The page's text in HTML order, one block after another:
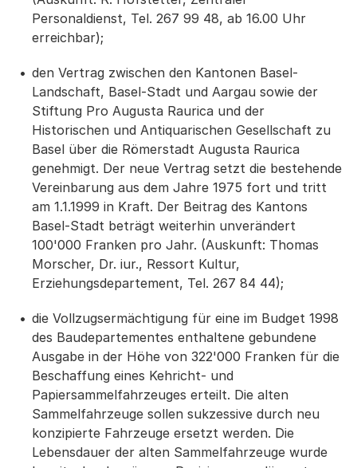
Personaldienst, Tel. 267 99 48, ab 16.00 Uhr
erreichbar);
den Vertrag zwischen den Kantonen Basel-
Landschaft, Basel-Stadt und Aargau sowie der
Stiftung Pro Augusta Raurica und der
Historischen und Antiquarischen Gesellschaft zu
Basel über die Römerstadt Augusta Raurica
genehmigt. Der neue Vertrag setzt die bestehende
Vereinbarung aus dem Jahre 1975 fort und tritt
am 1.1.1999 in Kraft. Der Beitrag des Kantons
Basel-Stadt beträgt weiterhin unverändert
100'000 Franken pro Jahr. (Auskunft: Thomas
Morscher, Dr. iur., Ressort Kultur,
Erziehungsdepartement, Tel. 267 84 44);
die Vollzugsermächtigung für eine im Budget 1998
des Baudepartementes enthaltene gebundene
Ausgabe in der Höhe von 322'000 Franken für die
Beschaffung eines Kehricht- und
Papiersammelfahrzeuges erteilt. Die alten
Sammelfahrzeuge sollen sukzessive durch neu
konzipierte Fahrzeuge ersetzt werden. Die
Lebensdauer der alten Sammelfahrzeuge wurde